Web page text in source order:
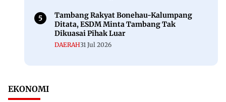
Tambang Rakyat Bonehau-Kalumpang
Ditata, ESDM Minta Tambang Tak
Dikuasai Pihak Luar
DAERAH31 Jul 2026
EKONOMI